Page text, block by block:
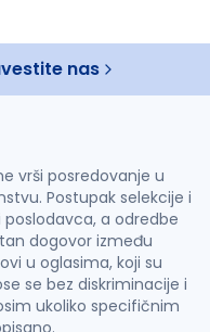
nas
vrši posredovanje u
Postupak selekcije i
a odredbe
dogovor između
u oglasima, koji su
se bez diskriminacije i
ukoliko specifičnim